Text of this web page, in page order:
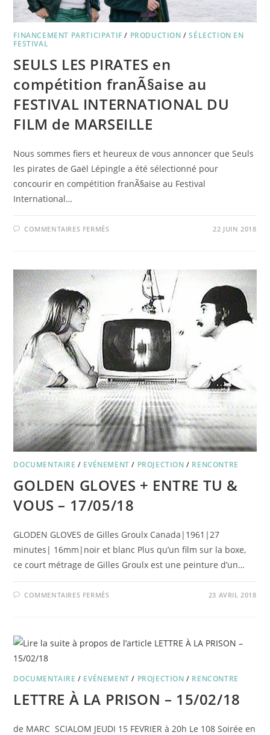
FINANCEMENT PARTICIPATIF / PRODUCTION /SÉLECTION EN
FESTIVAL
SEULS LES PIRATES en
compétition franÃ§aise au
FESTIVAL INTERNATIONAL DU
FILM de MARSEILLE
Nous sommes fiers et heureux de vous annoncer que Seuls
les pirates de Gaël Lépingle a été sélectionné pour
concourir en compétition franÃ§aise au Festival
International…
COMMENTAIRES FERMÉSSUR
COMPÉTITION
FRANÃ§AISE
FESTIVAL
INTERNATIONAL
FILM
DE
MARSEILLE
22 JUIN 2018
DOCUMENTAIRE / EVÉNEMENT / PROJECTION / RENCONTRE
GOLDEN GLOVES + ENTRE TU &
VOUS – 17/05/18
GLODEN GLOVES de Gilles Groulx Canada|1961|27
minutes| 16mm|noir et blanc Plus qu’un film sur la boxe,
ce court métrage de Gilles Groulx est une peinture d’un…
COMMENTAIRES FERMÉSSUR
&
VOUS
23 AVRIL 2018
DOCUMENTAIRE / EVÉNEMENT / PROJECTION / RENCONTRE
LETTRE À LA PRISON – 15/02/18
de MARC SCIALOM JEUDI 15 FEVRIER à 20h Le 108 Soirée en